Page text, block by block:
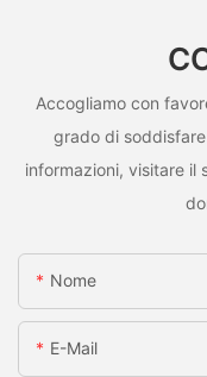
Accogliamo con
grado di
informazioni, visitare il
Nome
E-Mail